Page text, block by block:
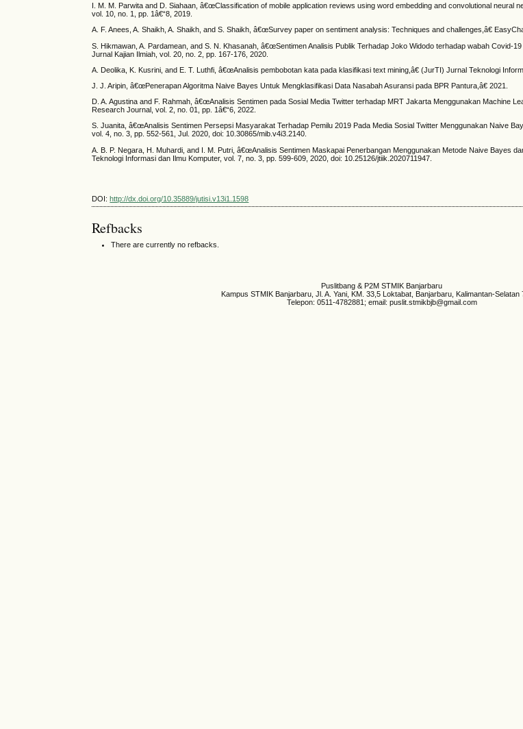
I. M. M. Parwita and D. Siahaan, â€œClassification of mobile application reviews using word embedding and convolutional neural
vol. 10, no. 1, pp. 1â€“8, 2019.
A. F. Anees, A. Shaikh, A. Shaikh, and S. Shaikh, â€œSurvey paper on sentiment analysis: Techniques and challenges,â€
S. Hikmawan, A. Pardamean, and S. N. Khasanah, â€œSentimen Analisis Publik Terhadap Joko Widodo terhadap wabah Covid-
Jurnal Kajian Ilmiah, vol. 20, no. 2, pp. 167-176, 2020.
A. Deolika, K. Kusrini, and E. T. Luthfi, â€œAnalisis pembobotan kata pada klasifikasi text mining,â€ (JurTI) Jurnal Teknologi
J. J. Aripin, â€œPenerapan Algoritma Naive Bayes Untuk Mengklasifikasi Data Nasabah Asuransi pada BPR Pantura,â€ 2021.
D. A. Agustina and F. Rahmah, â€œAnalisis Sentimen pada Sosial Media Twitter terhadap MRT Jakarta Menggunakan Machine
Research Journal, vol. 2, no. 01, pp. 1â€“6, 2022.
S. Juanita, â€œAnalisis Sentimen Persepsi Masyarakat Terhadap Pemilu 2019 Pada Media Sosial Twitter Menggunakan Naive
vol. 4, no. 3, pp. 552-561, Jul. 2020, doi: 10.30865/mib.v4i3.2140.
A. B. P. Negara, H. Muhardi, and I. M. Putri, â€œAnalisis Sentimen Maskapai Penerbangan Menggunakan Metode Naive Bayes
Teknologi Informasi dan Ilmu Komputer, vol. 7, no. 3, pp. 599-609, 2020, doi: 10.25126/jtiik.2020711947.
DOI:http://dx.doi.org/10.35889/jutisi.v13i1.1598
Refbacks
There are currently no refbacks.
Puslitbang & P2M STMIK Banjarbaru
Kampus STMIK Banjarbaru, Jl. A. Yani, KM. 33,5 Loktabat, Banjarbaru, Kalimantan-Selatan
Telepon: 0511-4782881; email: puslit.stmikbjb@gmail.com